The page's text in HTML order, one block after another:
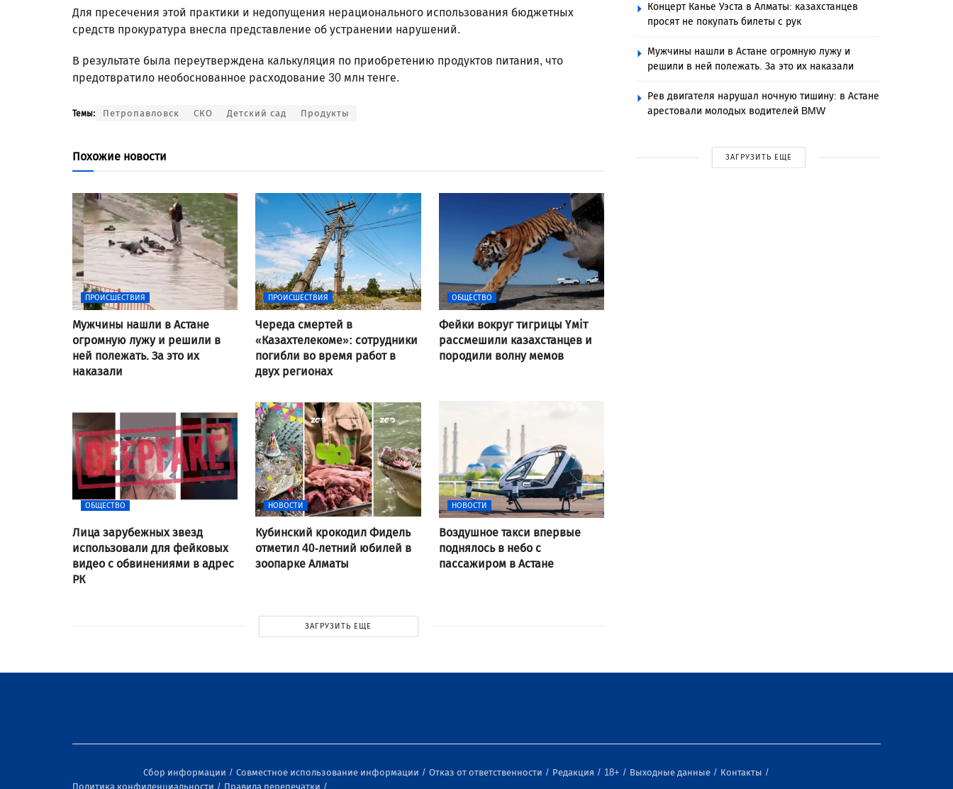
Для пресечения этой практики и недопущения нерационального использования бюджетных
средств прокуратура внесла представление об устранении нарушений.
В результате была переутверждена калькуляция по приобретению продуктов питания, что
предотвратило необоснованное расходование 30 млн тенге.
Темы: Петропавловск СКО Детский сад Продукты
Похожие новости
ПРОИСШЕСТВИЯ
Мужчины нашли в Астане
огромную лужу и решили в
ней полежать. За это их
наказали
ПРОИСШЕСТВИЯ
Череда смертей в
«Казахтелекоме»: сотрудники
погибли во время работ в
двух регионах
ОБЩЕСТВО
Фейки вокруг тигрицы Үміт
рассмешили казахстанцев и
породили волну мемов
ОБЩЕСТВО
Лица зарубежных звезд
использовали для фейковых
видео с обвинениями в адрес
РК
НОВОСТИ
Кубинский крокодил Фидель
отметил 40-летний юбилей в
зоопарке Алматы
НОВОСТИ
Воздушное такси впервые
поднялось в небо с
пассажиром в Астане
ЗАГРУЗИТЬ ЕЩЕ
Концерт Канье Уэста в Алматы: казахстанцев
просят не покупать билеты с рук
Мужчины нашли в Астане огромную лужу и
решили в ней полежать. За это их наказали
Рев двигателя нарушал ночную тишину: в Астане
арестовали молодых водителей BMW
ЗАГРУЗИТЬ ЕЩЕ
Сбор информации Совместное использование информации Отказ от ответственности Редакция 18+ Выходные данные
Контакты
Политика конфиденциальности
Правила перепечатки